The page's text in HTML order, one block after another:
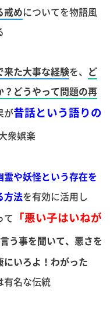
戒めについてを物語風
来た大事な経験を、 ど
どうやって問題の再
が昔話という語りの
衆娯楽
霊や妖怪という存在を
方法を有効に活用し
て 「悪い子はいねが
言う事を聞いて、悪さを
にいろよ！わがった
有名な伝統